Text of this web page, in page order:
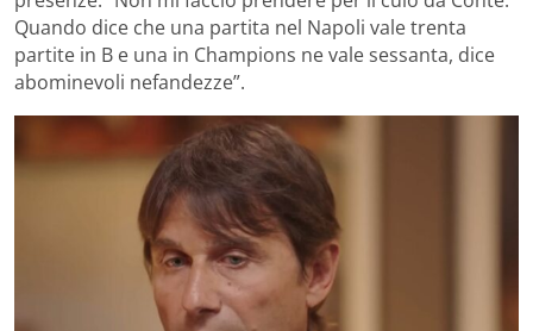
Quando dice che una partita nel Napoli vale trenta
partite in B e una in Champions ne vale sessanta, dice
abominevoli nefandezze”.